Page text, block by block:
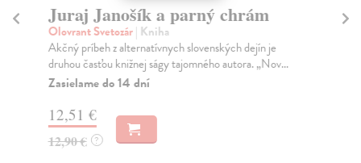
Juraj Janošík a parný chrám
Olovrant Svetozár| Kniha
Akčný príbeh z alternatívnych slovenských dejín je
druhou časťou knižnej ságy tajomného autora. „Nov...
Zasielame do 14 dní
12,51 €
12,90 € ?